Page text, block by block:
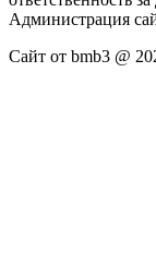
Администрация
Сайт от bmb3 @